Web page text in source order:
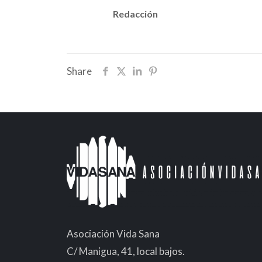
Redacción
Share
Asociación Vida Sana
C/ Manigua, 41, local bajos.